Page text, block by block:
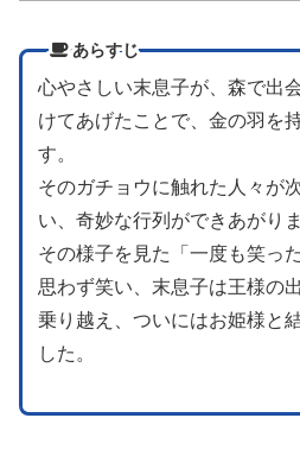
あらすじ
心やさしい末息子が、森で出
けてあげたことで、金の羽を
す。
そのガチョウに触れた人々が
い、奇妙な行列ができあがりま
その様子を見た「一度も笑っ
思わず笑い、末息子は王様の
乗り越え、ついにはお姫様と
した。